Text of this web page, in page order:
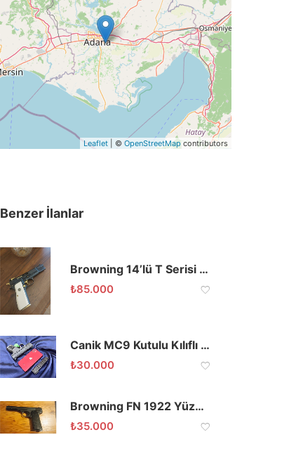
Leaflet | © OpenStreetMap contributors
Benzer İlanlar
Browning 14’lü T Serisi Özel Yapım
₺85.000
Canik MC9 Kutulu Kılıflı Sıfır
₺30.000
Browning FN 1922 Yüzüklü 7.65mm
₺35.000